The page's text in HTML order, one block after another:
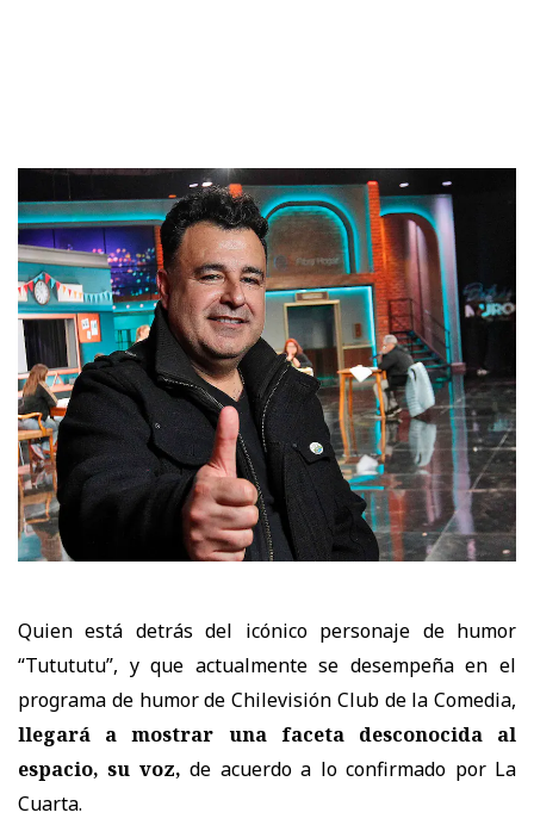
Quien está detrás del icónico personaje de humor
“Tutututu”, y que actualmente se desempeña en el
programa de humor de Chilevisión Club de la Comedia,
llegará a mostrar una faceta desconocida al
espacio, su voz,de acuerdo a lo confirmado por La
Cuarta.